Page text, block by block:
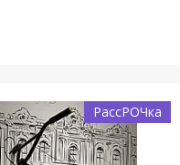
РассРОЧка